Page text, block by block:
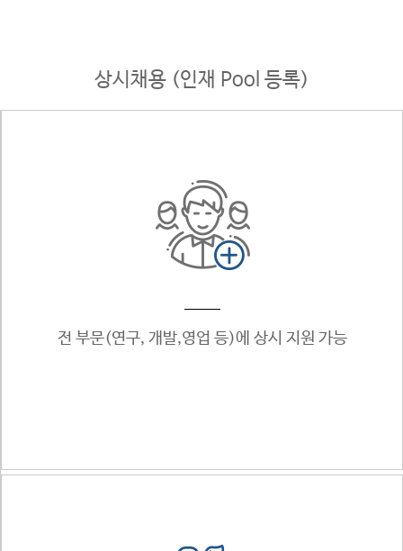
상시채용 (인재 Pool 등록)
전 부문(연구, 개발,영업 등)에 상시 지원 가능